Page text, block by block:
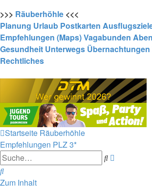
>>> Räuberhöhle <<<
Planung Urlaub Postkarten
Empfehlungen (Maps)Vagabunden
Gesundheit Unterwegs Übernachtungen
Rechtliches
Startseite Räuberhöhle
Empfehlungen PLZ 3*
Suche
Suche
Zum Inhalt